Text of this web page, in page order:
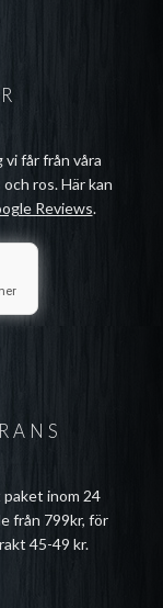
inom 24
från 799kr, för
45-49 kr.
får från våra
ros. Här kan
Reviews.